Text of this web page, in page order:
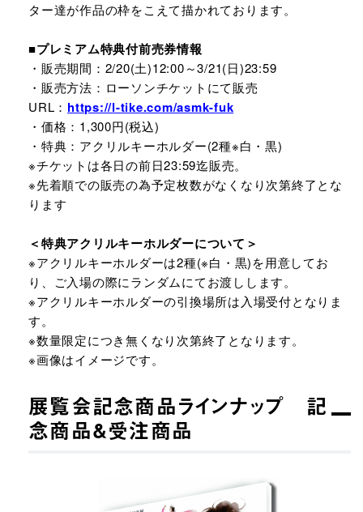
ター達が作品の枠をこえて描かれております。
■プレミアム特典付前売券情報
・販売期間： 2/20(土)12:00～3/21(日)23:59
・販売方法：ローソンチケットにて販売
URL： https://l-tike.com/asmk-fuk
・価格：1,300円(税込)
・特典：アクリルキーホルダー(2種※白・黒)
※チケットは各日の前日23:59迄販売。
※先着順での販売の為予定枚数がなくなり次第終了とな
ります
＜特典アクリルキーホルダーについて＞
※アクリルキーホルダーは2種(※白・黒)を用意してお
り、ご入場の際にランダムにてお渡しします。
※アクリルキーホルダーの引換場所は入場受付となりま
す。
※数量限定につき無くなり次第終了となります。
※画像はイメージです。
展覧会記念商品ラインナップ 記
念商品&受注商品